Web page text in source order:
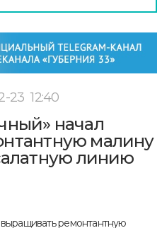
23 12:40
начал
малину
линию